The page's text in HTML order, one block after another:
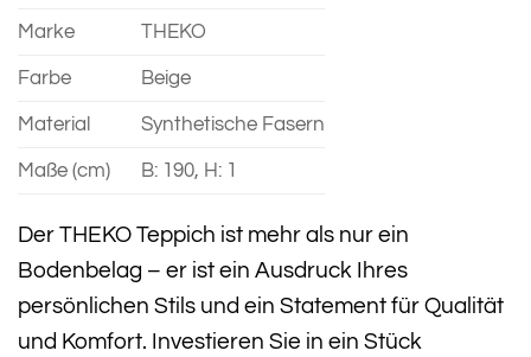
Marke THEKO
Farbe Beige
Material Synthetische Fasern
Maße (cm) B: 190, H: 1
Der THEKO Teppich ist mehr als nur ein
Bodenbelag – er ist ein Ausdruck Ihres
persönlichen Stils und ein Statement für Qualität
und Komfort. Investieren Sie in ein Stück